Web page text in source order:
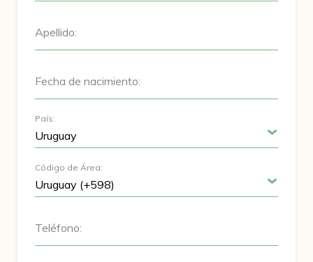
Apellido:
Fecha de nacimiento:
País:
Código de Área:
Teléfono: